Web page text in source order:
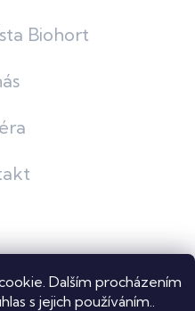
Dalším procházením
s jejich používáním..
Biohort